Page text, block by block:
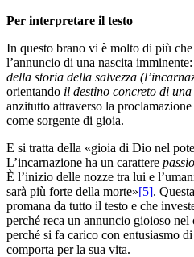
Per interpretare il testo
In questo brano vi è molto di più
l’annuncio di una nascita imminente:
della storia della salvezza
orientando il destino concreto di una
anzitutto attraverso la
come sorgente di gioia.
E si tratta della «gioia di Dio nel
L’incarnazione ha un carattere
È l’inizio delle nozze tra lui e
sarà più forte della morte»[5].
promana da tutto il testo e che
perché reca un annuncio gioioso
perché si fa carico con entusiasmo
comporta per la sua vita.